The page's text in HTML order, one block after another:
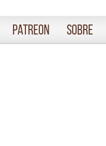
Patreon Sobre